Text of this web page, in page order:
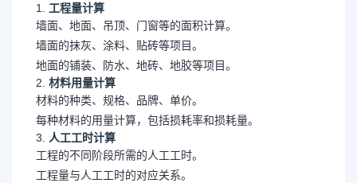
1. 工程量计算
墙面、地面、吊顶、门窗等的面积计算。
墙面的抹灰、涂料、贴砖等项目。
地面的铺装、防水、地砖、地胶等项目。
2. 材料用量计算
材料的种类、规格、品牌、单价。
每种材料的用量计算，包括损耗率和损耗量。
3.
人工工时计算
工程的不同阶段所需的人工工时。
工程量与人工工时的对应关系。